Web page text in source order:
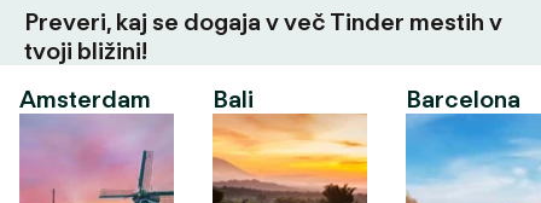
Preveri, kaj se dogaja v več Tinder mestih v
tvoji bližini!
Amsterdam
Bali Barcelona